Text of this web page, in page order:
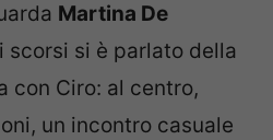
Martina De
scorsi si è parlato della
con Ciro: al centro,
un incontro casuale